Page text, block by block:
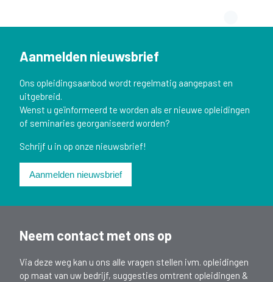
Aanmelden nieuwsbrief
Ons opleidingsaanbod wordt regelmatig aangepast en
uitgebreid.
Wenst u geïnformeerd te worden als er nieuwe opleidingen
of seminaries georganiseerd worden?
Schrijf u in op onze nieuwsbrief!
Aanmelden nieuwsbrief
Neem contact met ons op
Via deze weg kan u ons alle vragen stellen ivm. opleidingen
op maat van uw bedrijf, suggesties omtrent opleidingen &